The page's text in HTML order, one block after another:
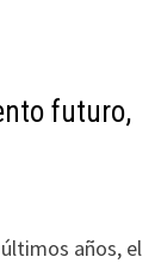
futuro,
años, el